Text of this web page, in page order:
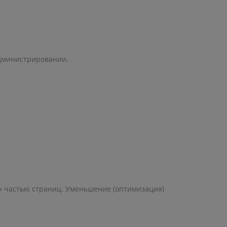
частью страниц. Уменьшение (оптимизация)